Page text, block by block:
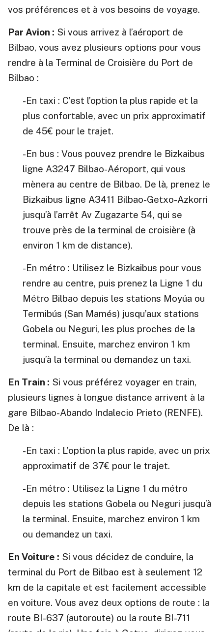
vos préférences et à vos besoins de voyage.
Par Avion : Si vous arrivez à l’aéroport de
Bilbao, vous avez plusieurs options pour vous
rendre à la Terminal de Croisière du Port de
Bilbao :
-En taxi : C’est l’option la plus rapide et la
plus confortable, avec un prix approximatif
de 45€ pour le trajet.
-En bus : Vous pouvez prendre le Bizkaibus
ligne A3247 Bilbao-Aéroport, qui vous
mènera au centre de Bilbao. De là, prenez le
Bizkaibus ligne A3411 Bilbao-Getxo-Azkorri
jusqu’à l’arrêt Av Zugazarte 54, qui se
trouve près de la terminal de croisière (à
environ 1 km de distance).
-En métro : Utilisez le Bizkaibus pour vous
rendre au centre, puis prenez la Ligne 1 du
Métro Bilbao depuis les stations Moyúa ou
Termibús (San Mamés) jusqu’aux stations
Gobela ou Neguri, les plus proches de la
terminal. Ensuite, marchez environ 1 km
jusqu’à la terminal ou demandez un taxi.
En Train : Si vous préférez voyager en train,
plusieurs lignes à longue distance arrivent à la
gare Bilbao-Abando Indalecio Prieto (RENFE).
De là :
-En taxi : L’option la plus rapide, avec un prix
approximatif de 37€ pour le trajet.
-En métro : Utilisez la Ligne 1 du métro
depuis les stations Gobela ou Neguri jusqu’à
la terminal. Ensuite, marchez environ 1 km
ou demandez un taxi.
En Voiture : Si vous décidez de conduire, la
terminal du Port de Bilbao est à seulement 12
km de la capitale et est facilement accessible
en voiture. Vous avez deux options de route : la
route BI-637 (autoroute) ou la route BI-711